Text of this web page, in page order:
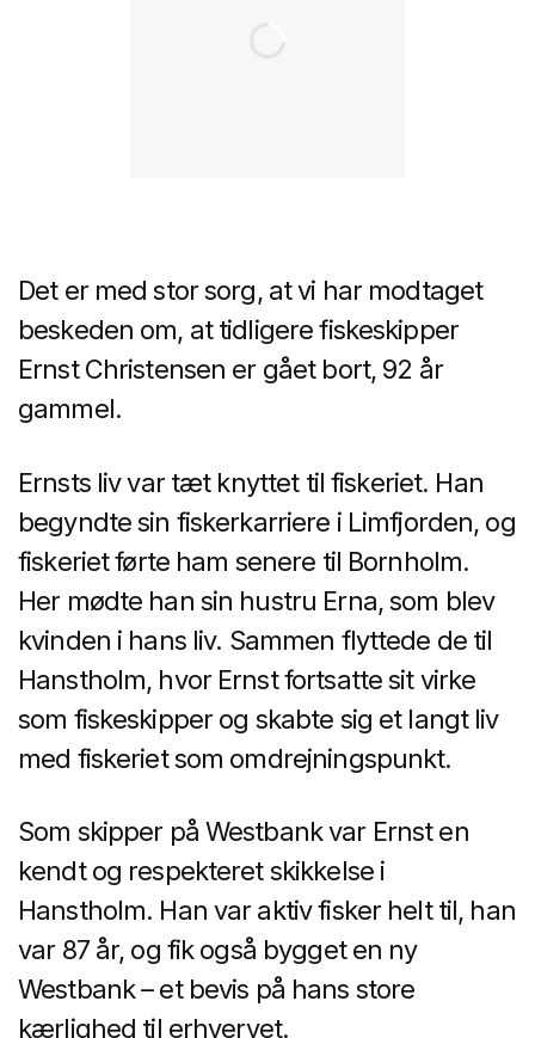
Det er med stor sorg, at vi har modtaget
beskeden om, at tidligere fiskeskipper
Ernst Christensen er gået bort, 92 år
gammel.
Ernsts liv var tæt knyttet til fiskeriet. Han
begyndte sin fiskerkarriere i Limfjorden, og
fiskeriet førte ham senere til Bornholm.
Her mødte han sin hustru Erna, som blev
kvinden i hans liv. Sammen flyttede de til
Hanstholm, hvor Ernst fortsatte sit virke
som fiskeskipper og skabte sig et langt liv
med fiskeriet som omdrejningspunkt.
Som skipper på Westbank var Ernst en
kendt og respekteret skikkelse i
Hanstholm. Han var aktiv fisker helt til, han
var 87 år, og fik også bygget en ny
Westbank – et bevis på hans store
kærlighed til erhvervet.